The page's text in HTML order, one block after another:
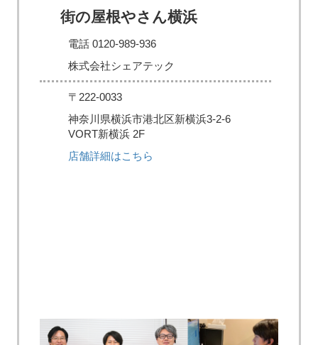
街の屋根やさん横浜
電話 0120-989-936
株式会社シェアテック
〒222-0033
神奈川県横浜市港北区新横浜3-2-6
VORT新横浜 2F
店舗詳細はこちら